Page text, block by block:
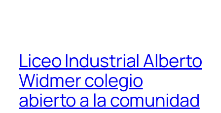
Liceo Industrial Alberto
Widmer colegio
abierto a la comunidad